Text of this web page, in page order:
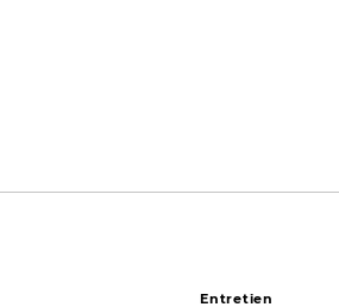
Entretien